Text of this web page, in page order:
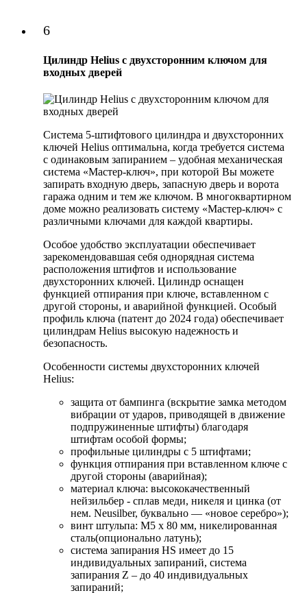
6
Цилиндр Helius с двухсторонним ключом для
входных дверей
Система 5-штифтового цилиндра и двухсторонних
ключей Helius оптимальна, когда требуется система
с одинаковым запиранием – удобная механическая
система «Мастер-ключ», при которой Вы можете
запирать входную дверь, запасную дверь и ворота
гаража одним и тем же ключом. В многоквартирном
доме можно реализовать систему «Мастер-ключ» с
различными ключами для каждой квартиры.
Особое удобство эксплуатации обеспечивает
зарекомендовавшая себя однорядная система
расположения штифтов и использование
двухсторонних ключей. Цилиндр оснащен
функцией отпирания при ключе, вставленном с
другой стороны, и аварийной функцией. Особый
профиль ключа (патент до 2024 года) обеспечивает
цилиндрам Helius высокую надежность и
безопасность.
Особенности системы двухсторонних ключей
Helius:
защита от бампинга (вскрытие замка методом
вибрации от ударов, приводящей в движение
подпружиненные штифты) благодаря
штифтам особой формы;
профильные цилиндры с 5 штифтами;
функция отпирания при вставленном ключе с
другой стороны (аварийная);
материал ключа: высококачественный
нейзильбер - сплав меди, никеля и цинка (от
нем. Neusilber, буквально — «новое серебро»);
винт штульпа: M5 x 80 мм, никелированная
сталь(опционально латунь);
система запирания HS имеет до 15
индивидуальных запираний, система
запирания Z – до 40 индивидуальных
запираний;